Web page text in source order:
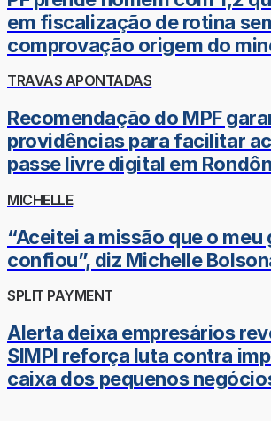
em fiscalização de rotina
comprovação origem do
TRAVAS APONTADAS
Recomendação do MPF
providências para facilitar
passe livre digital em
MICHELLE
“Aceitei a missão que o meu
confiou”, diz Michelle
SPLIT PAYMENT
Alerta deixa empresários
SIMPI reforça luta contra
caixa dos pequenos